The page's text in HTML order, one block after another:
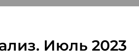
Июль 2023